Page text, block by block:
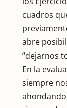
cuadros
abre
“dejarnos
En la
siempre